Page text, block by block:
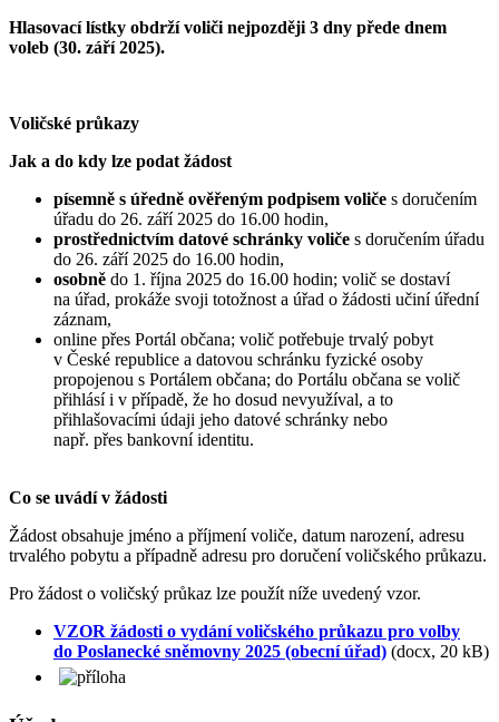
Hlasovací lístky obdrží voliči nejpozději 3 dny přede dnem
voleb (30. září 2025).
Voličské průkazy
Jak a do kdy lze podat žádost
písemně s úředně ověřeným podpisem voliče s doručením
úřadu do 26. září 2025 do 16.00 hodin,
prostřednictvím datové schránky voliče s doručením úřadu
do 26. září 2025 do 16.00 hodin,
osobně do 1. října 2025 do 16.00 hodin; volič se dostaví
na úřad, prokáže svoji totožnost a úřad o žádosti učiní úřední
záznam,
online přes Portál občana; volič potřebuje trvalý pobyt
v České republice a datovou schránku fyzické osoby
propojenou s Portálem občana; do Portálu občana se volič
přihlásí i v případě, že ho dosud nevyužíval, a to
přihlašovacími údaji jeho datové schránky nebo
např. přes bankovní identitu.
Co se uvádí v žádosti
Žádost obsahuje jméno a příjmení voliče, datum narození, adresu
trvalého pobytu a případně adresu pro doručení voličského průkazu.
Pro žádost o voličský průkaz lze použít níže uvedený vzor.
VZOR žádosti o vydání voličského průkazu pro volby
do Poslanecké sněmovny 2025 (obecní úřad) (docx, 20 kB)